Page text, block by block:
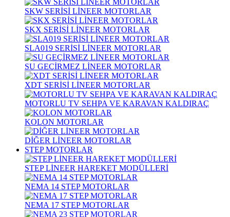
SKW SERİSİ LİNEER MOTORLAR
SKX SERİSİ LİNEER MOTORLAR
SLA019 SERİSİ LİNEER MOTORLAR
SU GEÇİRMEZ LİNEER MOTORLAR
XDT SERİSİ LİNEER MOTORLAR
MOTORLU TV SEHPA VE KARAVAN KALDIRAÇ
KOLON MOTORLAR
DİĞER LİNEER MOTORLAR
STEP MOTORLAR
STEP LİNEER HAREKET MODÜLLERİ
NEMA 14 STEP MOTORLAR
NEMA 17 STEP MOTORLAR